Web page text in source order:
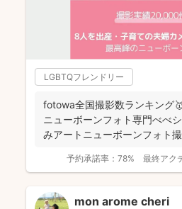
LGBTQフレンドリー
fotowa全国撮影数ランキング
ニューボーンフォト専門べべ
みアートニューボーンフォト
予約承諾率： 78% 最終アク
mon arome cheri